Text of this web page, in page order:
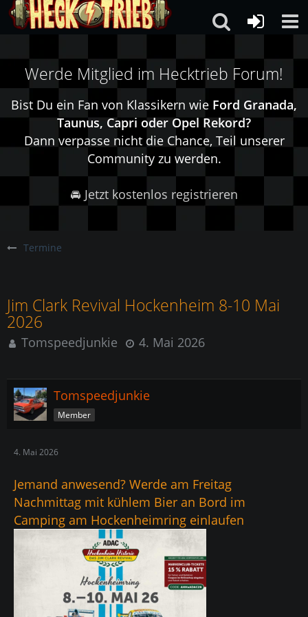
Werde Mitglied im Hecktrieb Forum!
Bist Du ein Fan von Klassikern wie Ford Granada,
Taunus, Capri oder Opel Rekord?
Dann verpasse nicht die Chance, Teil unserer
Community zu werden.
🚘 Jetzt kostenlos registrieren
Termine
Jim Clark Revival Hockenheim 8-10 Mai
2026
Tomspeedjunkie 4. Mai 2026
Tomspeedjunkie
Member
4. Mai 2026
Jemand anwesend? Werde am Freitag
Nachmittag mit kühlem Bier an Bord im
Camping am Hockenheimring einlaufen